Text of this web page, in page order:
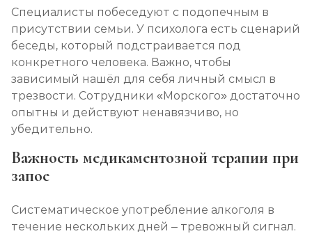
Специалисты побеседуют с подопечным в
присутствии семьи. У психолога есть сценарий
беседы, который подстраивается под
конкретного человека. Важно, чтобы
зависимый нашёл для себя личный смысл в
трезвости. Сотрудники «Морского» достаточно
опытны и действуют ненавязчиво, но
убедительно.
Важность медикаментозной терапии при
запое
Систематическое употребление алкоголя в
течение нескольких дней – тревожный сигнал.